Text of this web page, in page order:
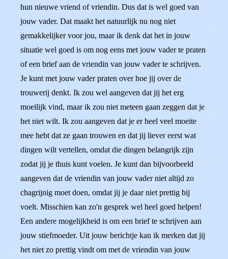
hun nieuwe vriend of vriendin. Dus dat is wel goed van
jouw vader. Dat maakt het natuurlijk nu nog niet
gemakkelijker voor jou, maar ik denk dat het in jouw
situatie wel goed is om nog eens met jouw vader te praten
of een brief aan de vriendin van jouw vader te schrijven.
Je kunt met jouw vader praten over hoe jij over de
trouwerij denkt. Ik zou wel aangeven dat jij het erg
moeilijk vind, maar ik zou niet meteen gaan zeggen dat je
het niet wilt. Ik zou aangeven dat je er heel veel moeite
mee hebt dat ze gaan trouwen en dat jij liever eerst wat
dingen wilt vertellen, omdat die dingen belangrijk zijn
zodat jij je thuis kunt voelen. Je kunt dan bijvoorbeeld
aangeven dat de vriendin van jouw vader niet altijd zo
chagrijnig moet doen, omdat jij je daar niet prettig bij
voelt. Misschien kan zo'n gesprek wel heel goed helpen!
Een andere mogelijkheid is om een brief te schrijven aan
jouw stiefmoeder. Uit jouw berichtje kan ik merken dat jij
het niet zo prettig vindt om met de vriendin van jouw